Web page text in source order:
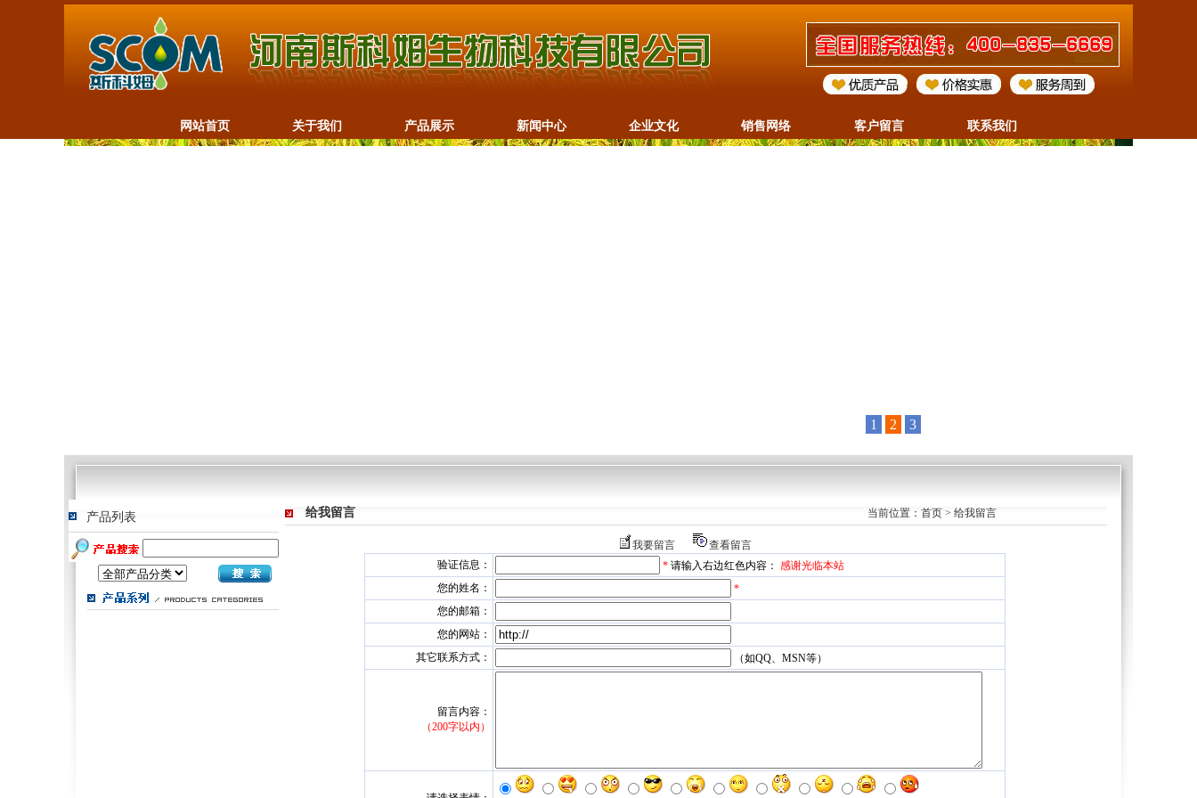
网站首页 关于我们 产品展示 新闻中心 企业文化 销售网络 客户留言 联系我们
产品列表 给我留言 当前位置：首页 > 给我留言